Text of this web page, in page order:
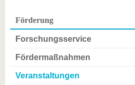
Förderung
Forschungsservice
Fördermaßnahmen
Veranstaltungen